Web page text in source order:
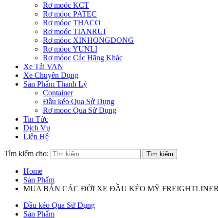
Rơ moóc KCT
Rơ móoc PATEC
Rơ móoc THACO
Rơ moóc TIANRUI
Rơ móoc XINHONGDONG
Rơ móoc YUNLI
Rơ móoc Các Hãng Khác
Xe Tải VAN
Xe Chuyên Dụng
Sản Phẩm Thanh Lý
Container
Đầu kéo Qua Sử Dụng
Rơ mooc Qua Sử Dụng
Tin Tức
Dịch Vụ
Liên Hệ
Tìm kiếm cho:
Home
Sản Phẩm
MUA BÁN CÁC ĐỜI XE ĐẦU KÉO MỸ
Đầu kéo Qua Sử Dụng
Sản Phẩm